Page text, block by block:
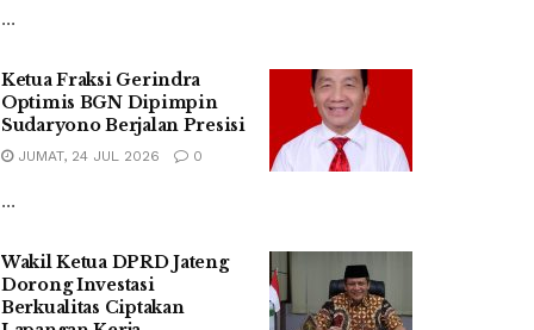
...
Ketua Fraksi Gerindra
Optimis BGN Dipimpin
Sudaryono Berjalan Presisi
JUMAT, 24 JUL 2026 0
...
Wakil Ketua DPRD Jateng
Dorong Investasi
Berkualitas Ciptakan